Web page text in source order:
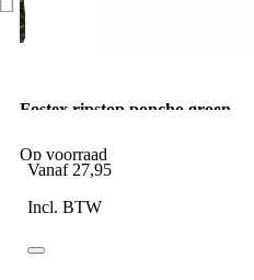
Fostex ripstop poncho groen
Op voorraad
Vanaf 27,95
Incl. BTW